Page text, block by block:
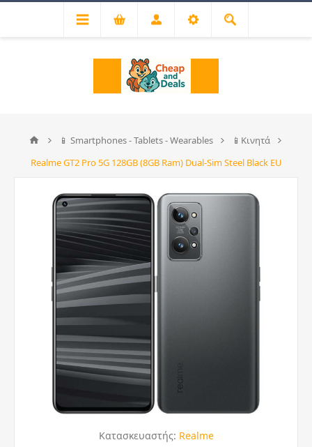
📱 Smartphones - Tablets - Wearables
📱Κινητά
Realme GT2 Pro 5G 128GB (8GB Ram) Dual-Sim Steel Black EU
Κατασκευαστής: Realme